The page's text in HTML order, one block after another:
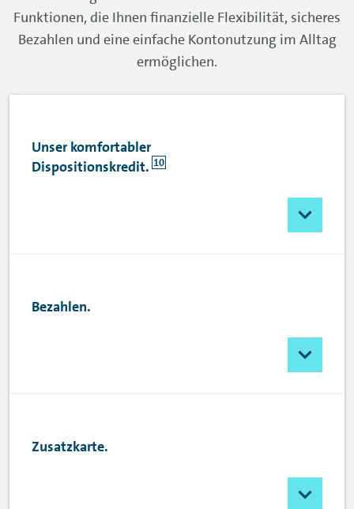
Funktionen, die Ihnen finanzielle Flexibilität, sicheres
Bezahlen und eine einfache Kontonutzung im Alltag
ermöglichen.
Unser komfortabler
Dispositionskredit. 10
Bezahlen.
Zusatzkarte.